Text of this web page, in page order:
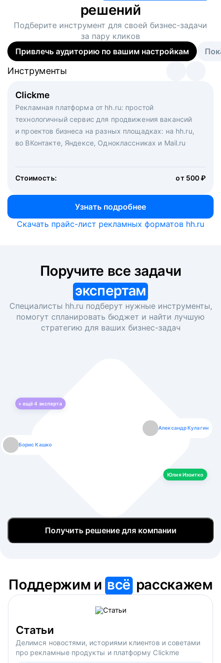
решений
Подберите инструмент для своей бизнес-задачи
за пару кликов
Привлечь аудиторию по вашим настройкам
Clickme
Рекламная платформа от hh.ru: простой
технологичный сервис для продвижения вакансий
и проектов бизнеса на разных площадках: на hh.ru,
во ВКонтакте, Яндексе, Одноклассниках и Mail.ru
Стоимость: от 500 ₽
Узнать подробнее
Инструменты
Вакансия дня
Рекламный формат для вакансий на главной странице
hh.ru. Увеличивает количество откликов
Инструменты
Массовый подбор под ключ. Решите, сколько
кандидатов и когда вам нужно, и за дело возьмутся
маркетологи, рекрутеры и проектные менеджеры
hh.ru с целым набором digital-инструментов
Инструменты
Скачать прайс-лист рекламных форматов hh.ru
экспертам
Специалисты hh.ru подберут нужные инструменты,
помогут спланировать бюджет и найти лучшую
стратегию для ваших бизнес-задач
+ ещё4 эксперта
Борис Кашко
Александр Кулагин
Юлия Изоитко
Юлия Изоитко
Даниил Макаров
Александр Кулагин
Екатерина Лазаренко
Даниил Макаров
Борис Кашко
Екатерина Лазаренко
Юлия Изоитко
Получить решение для компании
Поддержим ивсё расскажем
Статьи
Делимся новостями, историями клиентов и советами
про рекламные продукты и платформу Clickme